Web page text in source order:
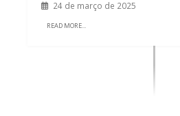
24 de março de 2025
READ MORE...